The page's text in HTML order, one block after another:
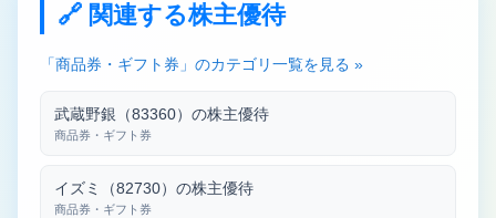
🔗 関連する株主優待
「商品券・ギフト券」のカテゴリ一覧を見る »
武蔵野銀（83360）の株主優待
商品券・ギフト券
イズミ（82730）の株主優待
商品券・ギフト券